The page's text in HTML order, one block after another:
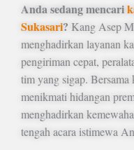
Anda sedang mencari
Sukasari? Kang Asep
menghadirkan layanan
pengiriman cepat,
tim yang sigap.
menikmati hidangan
menghadirkan
tengah acara istimewa